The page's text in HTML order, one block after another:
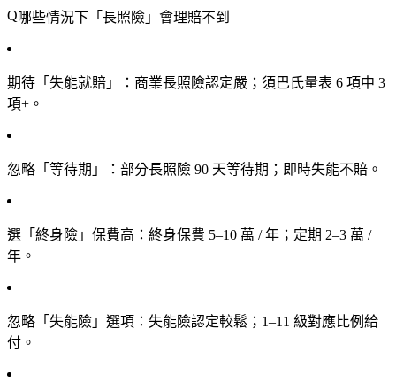
哪些情況下「長照險」會理賠不到
期待「失能就賠」
：商業長照險認定嚴；須巴氏量表 6 項中 3
項+。
忽略「等待期」 ：部分長照險 90 天等待期；即時失能不賠。
選「終身險」保費高 ：終身保費 5–10 萬 / 年；定期 2–3 萬 /
年。
忽略「失能險」選項 ：失能險認定較鬆；1–11 級對應比例給
付。